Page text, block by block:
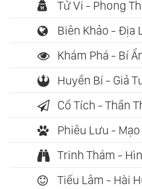
Tử Vi - Phong
Biên Khảo - Địa
Khám Phá - Bí
Huyền Bí - Giả
Cổ Tích - Thần
Phiêu Lưu -
Trinh Thám -
Tiếu Lâm - Hài